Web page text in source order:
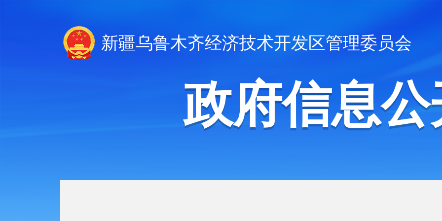
新疆乌鲁木齐经济技术开发区管理委员会
政府信息公